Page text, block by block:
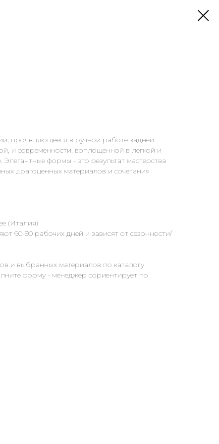
проявляющееся в ручной работе задней
и современности, воплощенной в легкой и
формы - это результат мастерства
драгоценных материалов и сочетания
(Италия)
60-90 рабочих дней и зависят от сезонности/
и выбранных материалов по каталогу.
форму - менеджер сориентирует по